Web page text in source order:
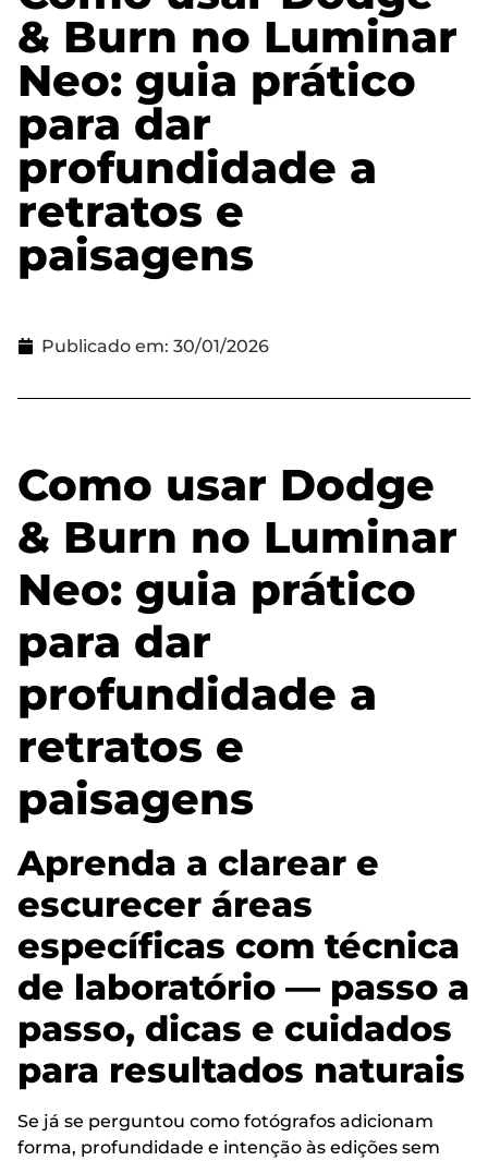
& Burn no Luminar
Neo: guia prático
para dar
profundidade a
retratos e
paisagens
Publicado em: 30/01/2026
Como usar Dodge
& Burn no Luminar
Neo: guia prático
para dar
profundidade a
retratos e
paisagens
Aprenda a clarear e
escurecer áreas
específicas com técnica
de laboratório — passo a
passo, dicas e cuidados
para resultados naturais
Se já se perguntou como fotógrafos adicionam
forma, profundidade e intenção às edições sem